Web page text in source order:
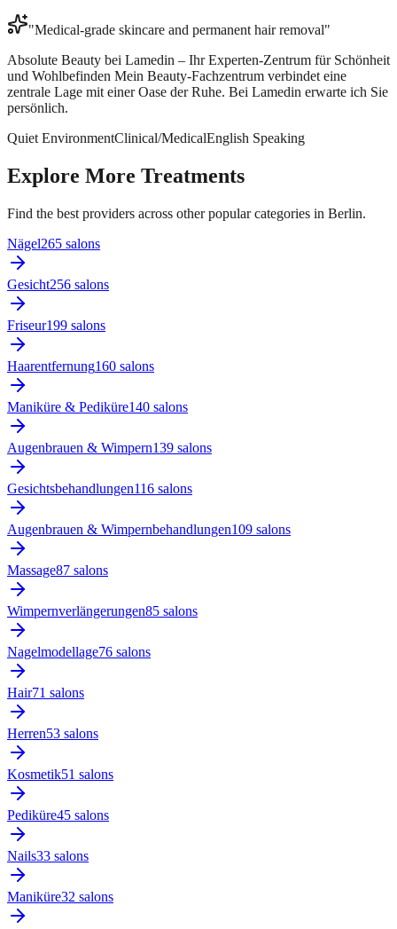
"Medical-grade skincare and permanent hair removal"
Absolute Beauty bei Lamedin – Ihr Experten-Zentrum für Schönheit
und Wohlbefinden Mein Beauty-Fachzentrum verbindet eine
zentrale Lage mit einer Oase der Ruhe. Bei Lamedin erwarte ich Sie
persönlich.
Quiet EnvironmentClinical/MedicalEnglish Speaking
Explore More Treatments
Find the best providers across other popular categories in Berlin.
Nägel265 salons
Gesicht256 salons
Friseur199 salons
Haarentfernung160 salons
Maniküre & Pediküre140 salons
Augenbrauen & Wimpern139 salons
Gesichtsbehandlungen116 salons
Augenbrauen & Wimpernbehandlungen109 salons
Massage87 salons
Wimpernverlängerungen85 salons
Nagelmodellage76 salons
Hair71 salons
Herren53 salons
Kosmetik51 salons
Pediküre45 salons
Nails33 salons
Maniküre32 salons